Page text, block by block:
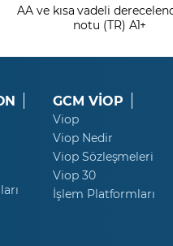
AA ve kısa vadeli
notu (TR) A1+
GCM VİOP
Viop
Viop Nedir
Viop Sözleşmeleri
Viop 30
İşlem Platformları